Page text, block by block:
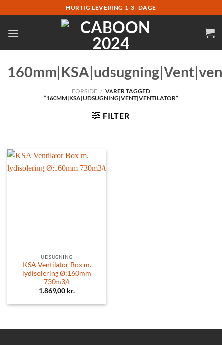
til
indhold
HURTIG LEVERING 1-3- DAGE
FORSIDE / VARER TAGGED
“160MM|KSA|UDSUGNING|VENT|VENTILATOR”
FILTER
UDSUGNING
KSA Ventilator Box m.
lydisolering Ø:160mm
730m3/t
1.869,00 kr.